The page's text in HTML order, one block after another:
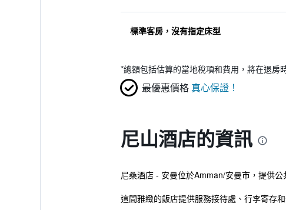
標準客房，沒有指定床型
*總額包括估算的當地稅項和費用，將在退房
最優惠價格 真心保證！
尼山酒店的資訊
尼桑酒店 - 安曼位於Amman/安曼市，提供
這間雅緻的飯店提供服務接待處、行李寄存